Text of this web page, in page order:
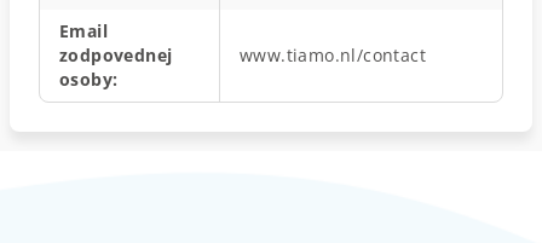
Email
zodpovednej
osoby:
www.tiamo.nl/contact